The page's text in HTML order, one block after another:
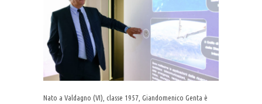
Nato a Valdagno (VI), classe 1957, Giandomenico Genta è